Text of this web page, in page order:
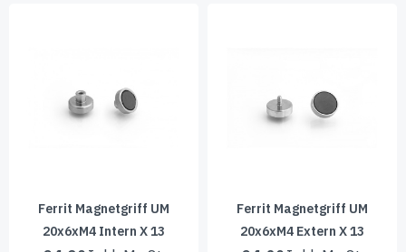
Ferrit Magnetgriff UM
20x6xM4 Intern X 13
Ferrit Magnetgriff UM
20x6xM4 Extern X 13